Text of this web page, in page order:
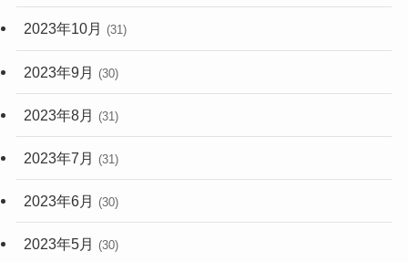
2023年10月 (31)
2023年9月 (30)
2023年8月 (31)
2023年7月 (31)
2023年6月 (30)
2023年5月 (30)